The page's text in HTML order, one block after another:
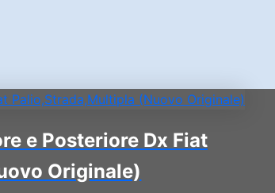
e Posteriore Dx Fiat
Originale)